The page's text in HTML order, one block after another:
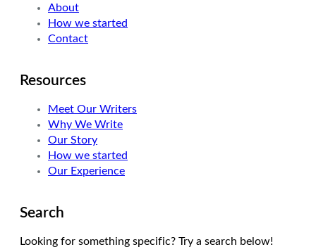
m
About
How we started
Contact
Resources
Meet Our Writers
Why We Write
Our Story
How we started
Our Experience
Search
Looking for something specific? Try a search below!